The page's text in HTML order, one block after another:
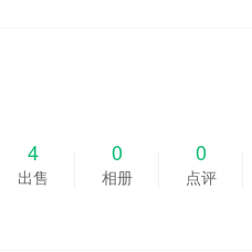
4
出售
0
相册
0
点评